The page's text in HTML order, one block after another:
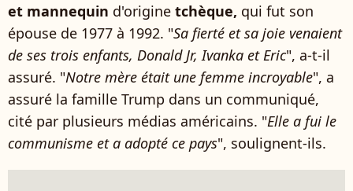
et mannequin d'origine tchèque, qui fut son
épouse de 1977 à 1992. "Sa fierté et sa joie venaient
de ses trois enfants, Donald Jr, Ivanka et Eric", a-t-il
assuré. "Notre mère était une femme incroyable", a
assuré la famille Trump dans un communiqué,
cité par plusieurs médias américains. "Elle a fui le
communisme et a adopté ce pays", soulignent-ils.